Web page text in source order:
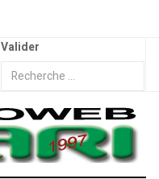
Valider